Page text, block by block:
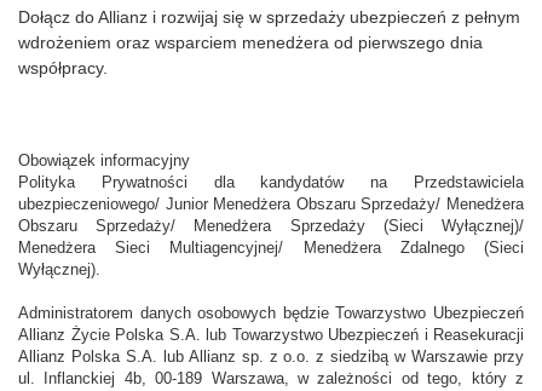
Dołącz do Allianz i rozwijaj się w sprzedaży ubezpieczeń z pełnym
wdrożeniem oraz wsparciem menedżera od pierwszego dnia
współpracy.
Obowiązek informacyjny
Polityka Prywatności dla kandydatów na Przedstawiciela
ubezpieczeniowego/ Junior Menedżera Obszaru Sprzedaży/ Menedżera
Obszaru Sprzedaży/ Menedżera Sprzedaży (Sieci Wyłącznej)/
Menedżera Sieci Multiagencyjnej/ Menedżera Zdalnego (Sieci
Wyłącznej).
Administratorem danych osobowych będzie Towarzystwo Ubezpieczeń
Allianz Życie Polska S.A. lub Towarzystwo Ubezpieczeń i Reasekuracji
Allianz Polska S.A. lub Allianz sp. z o.o. z siedzibą w Warszawie przy
ul. Inflanckiej 4b, 00-189 Warszawa, w zależności od tego, który z